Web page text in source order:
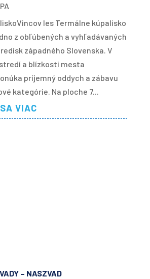
les Termálne kúpalisko
z obľúbených a vyhľadávaných
západného Slovenska. V
a blízkosti mesta
príjemný oddych a zábavu
kategórie. Na ploche 7...
VIAC
– NASZVAD